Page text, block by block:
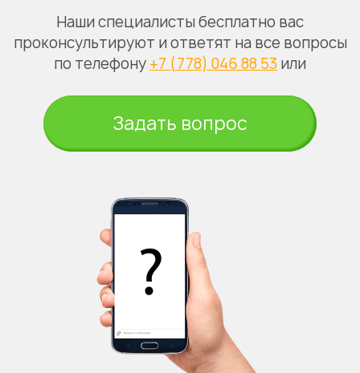
Наши специалисты бесплатно вас
проконсультируют и ответят на все вопросы
по телефону +7 (778) 046 88 53 или
Задать вопрос